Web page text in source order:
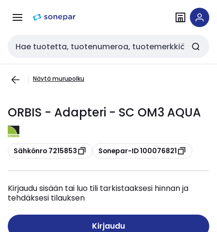
navigointiinsisältöön
Haku
Näytä murupolku
ORBIS - Adapteri - SC OM3 AQUA
Kopioi
Sähkönro 7215853 Kopioi
Sonepar-ID 100076821
Kirjaudu sisään tai luo tili tarkistaaksesi hinnan ja
tehdäksesi tilauksen
Kirjaudu